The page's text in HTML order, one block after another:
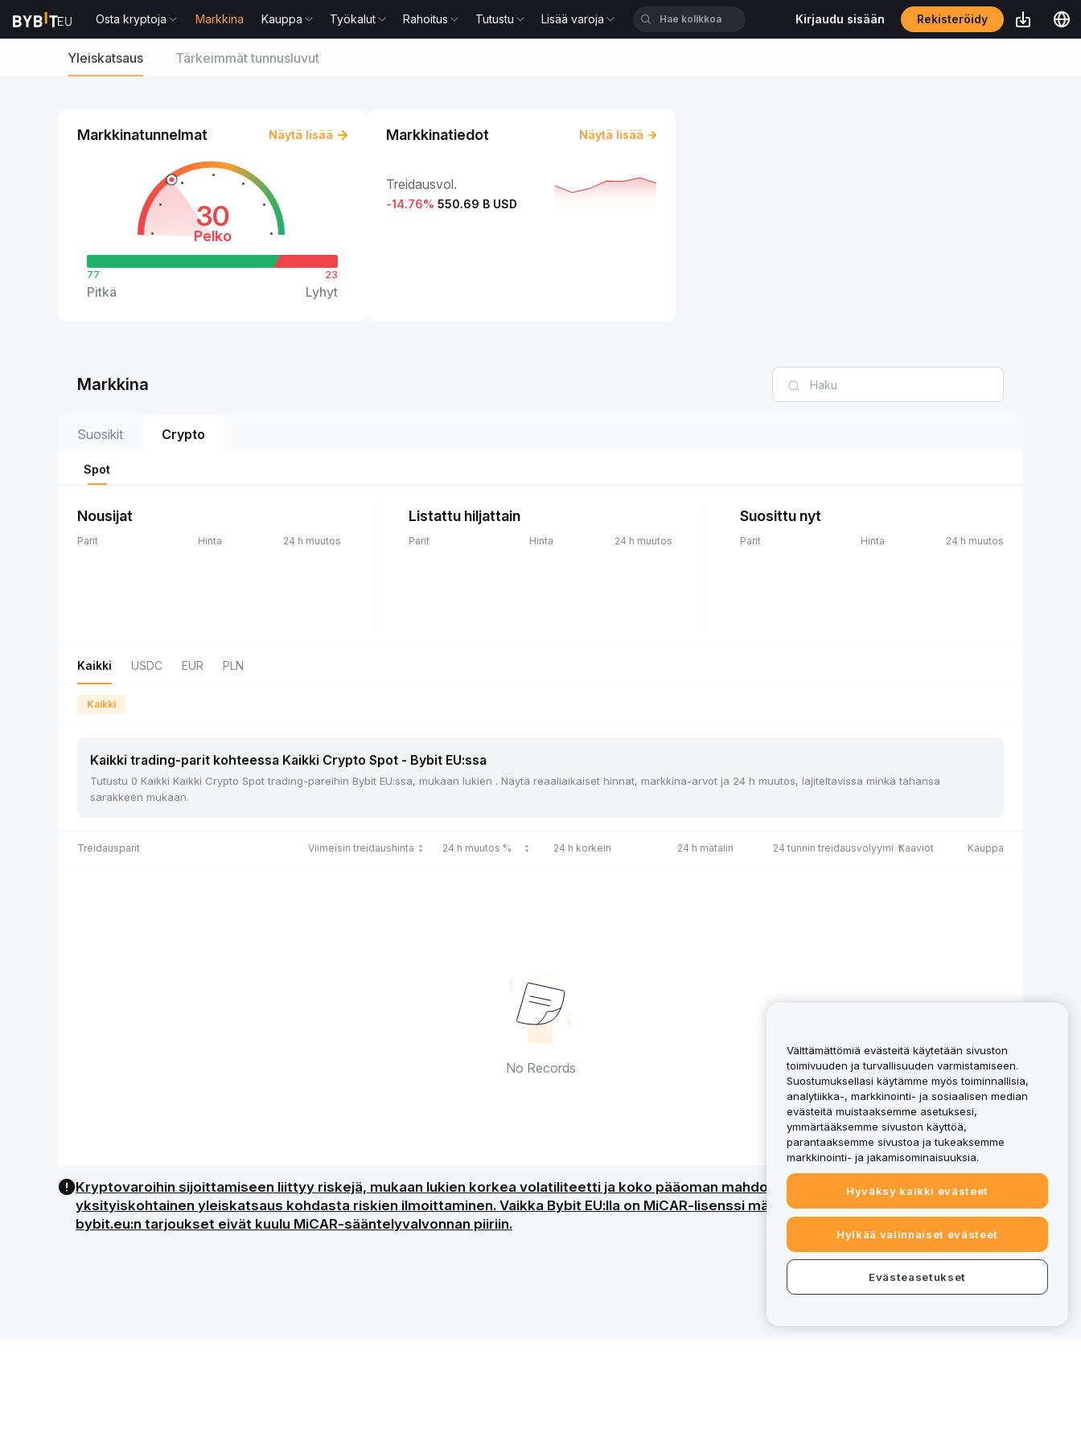
Osta kryptoja Markkina Kauppa Työkalut Rahoitus Tutustu Lisää varoja Kirjaudu sisään Rekisteröidy
Yleiskatsaus Tärkeimmät tunnusluvut
Markkinatunnelmat Näytä lisää
30
Pelko
77
Pitkä
23
Lyhyt
Markkinatiedot Näytä lisää
Treidausvol.
-14.76% 550.69 B USD
Markkina
Suosikit Crypto
Spot
Nousijat
Parit Hinta 24 h muutos
Listattu hiljattain
Parit Hinta 24 h muutos
Suosittu nyt
Parit Hinta 24 h muutos
Kaikki USDC EUR PLN
Kaikki
Kaikki trading-parit kohteessa Kaikki Crypto Spot - Bybit EU:ssa
Tutustu 0 Kaikki Kaikki Crypto Spot trading-pareihin Bybit EU:ssa, mukaan lukien . Näytä reaaliaikaiset hinnat, markkina-arvot ja 24 h muutos, lajiteltavissa minkä tahansa
sarakkeen mukaan.
Treidausparit Viimeisin treidaushinta 24 h muutos % 24 h korkein 24 h matalin 24 tunnin treidausvolyymi Kaaviot Kauppa
No Records
Kryptovaroihin sijoittamiseen liittyy riskejä, mukaan lukien korkea volatiliteetti ja koko pääoman mahdollinen menetys. Katso
yksityiskohtainen yleiskatsaus kohdasta riskien ilmoittaminen. Vaikka Bybit EU:lla on MiCAR-lisenssi määritettyjä palveluja varten, tietyt
bybit.eu:n tarjoukset eivät kuulu MiCAR-sääntelyvalvonnan piiriin.
Välttämättömiä evästeitä käytetään sivuston
toimivuuden ja turvallisuuden varmistamiseen.
Suostumuksellasi käytämme myös toiminnallisia,
analytiikka-, markkinointi- ja sosiaalisen median
evästeitä muistaaksemme asetuksesi,
ymmärtääksemme sivuston käyttöä,
parantaaksemme sivustoa ja tukeaksemme
markkinointi- ja jakamisominaisuuksia.
Hyväksy kaikki evästeet
Hylkää valinnaiset evästeet
Evästeasetukset